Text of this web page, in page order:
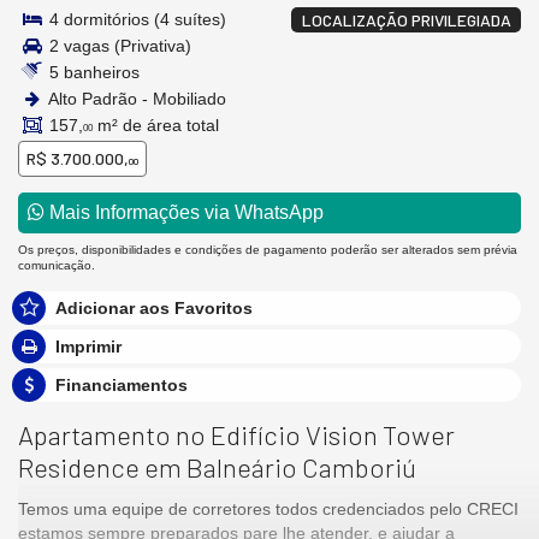
LOCALIZAÇÃO PRIVILEGIADA
4 dormitórios (4 suítes)
2 vagas (Privativa)
5 banheiros
Alto Padrão - Mobiliado
157, 00 m² de área total
R$ 3.700.000,00
Mais Informações via WhatsApp
Os preços, disponibilidades e condições de pagamento poderão ser alterados sem prévia
comunicação.
Adicionar aos Favoritos
Imprimir
Financiamentos
Apartamento no Edifício Vision Tower
Residence em Balneário Camboriú
Temos uma equipe de corretores todos credenciados pelo CRECI
estamos sempre preparados pare lhe atender, e ajudar a